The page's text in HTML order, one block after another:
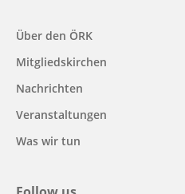
Main
navigation
Über den ÖRK
Mitgliedskirchen
Nachrichten
Veranstaltungen
Was wir tun